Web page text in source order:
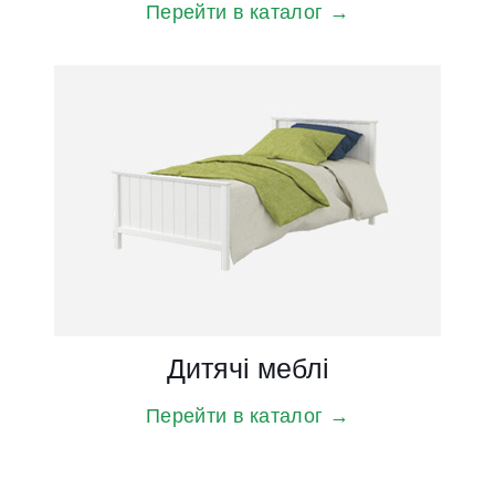
Перейти в каталог →
Дитячі меблі
Перейти в каталог →